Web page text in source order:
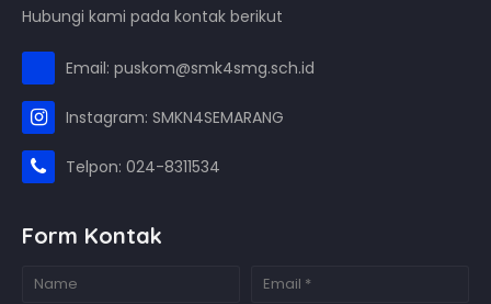
Hubungi kami pada kontak berikut
Email: puskom@smk4smg.sch.id
Instagram: SMKN4SEMARANG
Telpon: 024-8311534
Form Kontak